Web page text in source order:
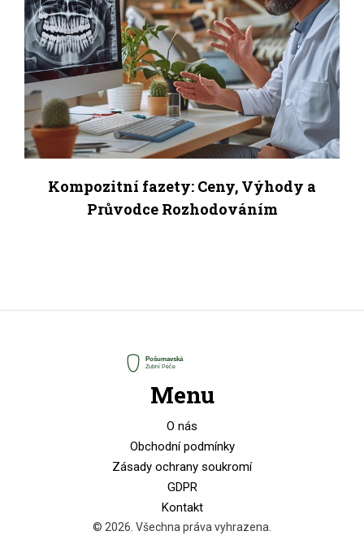
Kompozitní fazety: Ceny, Výhody a
Průvodce Rozhodováním
Menu
O nás
Obchodní podmínky
Zásady ochrany soukromí
GDPR
Kontakt
© 2026. Všechna práva vyhrazena.